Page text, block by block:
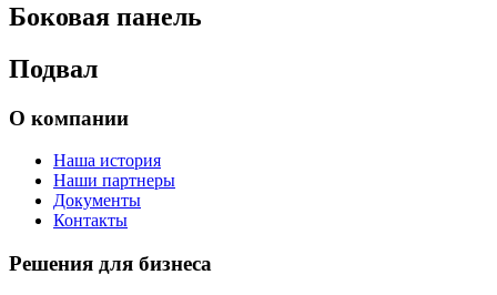
Боковая панель
Подвал
О компании
Наша история
Наши партнеры
Документы
Контакты
Решения для бизнеса